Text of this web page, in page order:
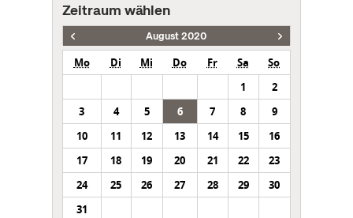
Zeitraum wählen
August 2020
Mo Di Mi Do Fr Sa
So
1
2
3
4 5 6 7 8
9
10
11 12 13 14 15
16
17
18 19 20 21 22
23
24
25 26 27 28 29
30
31